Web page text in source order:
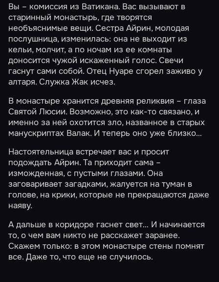
Вы – комиссия из Ватикана. Вас вызывают в
старинный монастырь, где творятся
необъяснимые вещи. Сестра Айрин, молодая
послушница, изменилась: она не выходит из
кельи, молчит, а по ночам из ее комнаты
доносится чужой искаженный голос. Свечи
гаснут сами собой. Отец Нуаре сгорел заживо у
алтаря. Служка Жак исчез.
В монастыре хранится древняя реликвия – глаза
Святой Люсии. Возможно, это как-то связано, и
именно за ней охотится зло, названное в старых
манускриптах Валак. И теперь оно уже близко…
Настоятельница встречает вас и просит
подождать Айрин. Та приходит сама –
изможденная, с пустыми глазами. Она
заговаривает загадками, жалуется на туман в
голове, на крики, которые не прекращаются даже
наяву.
А дальше в коридоре гаснет свет… И начинается
то, о чем вам никто не расскажет заранее.
Скажем только: в этом монастыре стены помнят
все. Даже то, что еще не случилось.